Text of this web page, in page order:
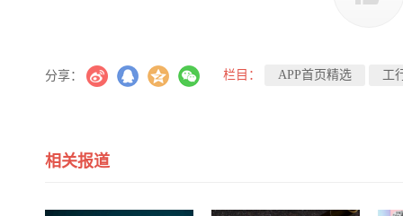
分享： 栏目： APP首页精选 工
相关报道